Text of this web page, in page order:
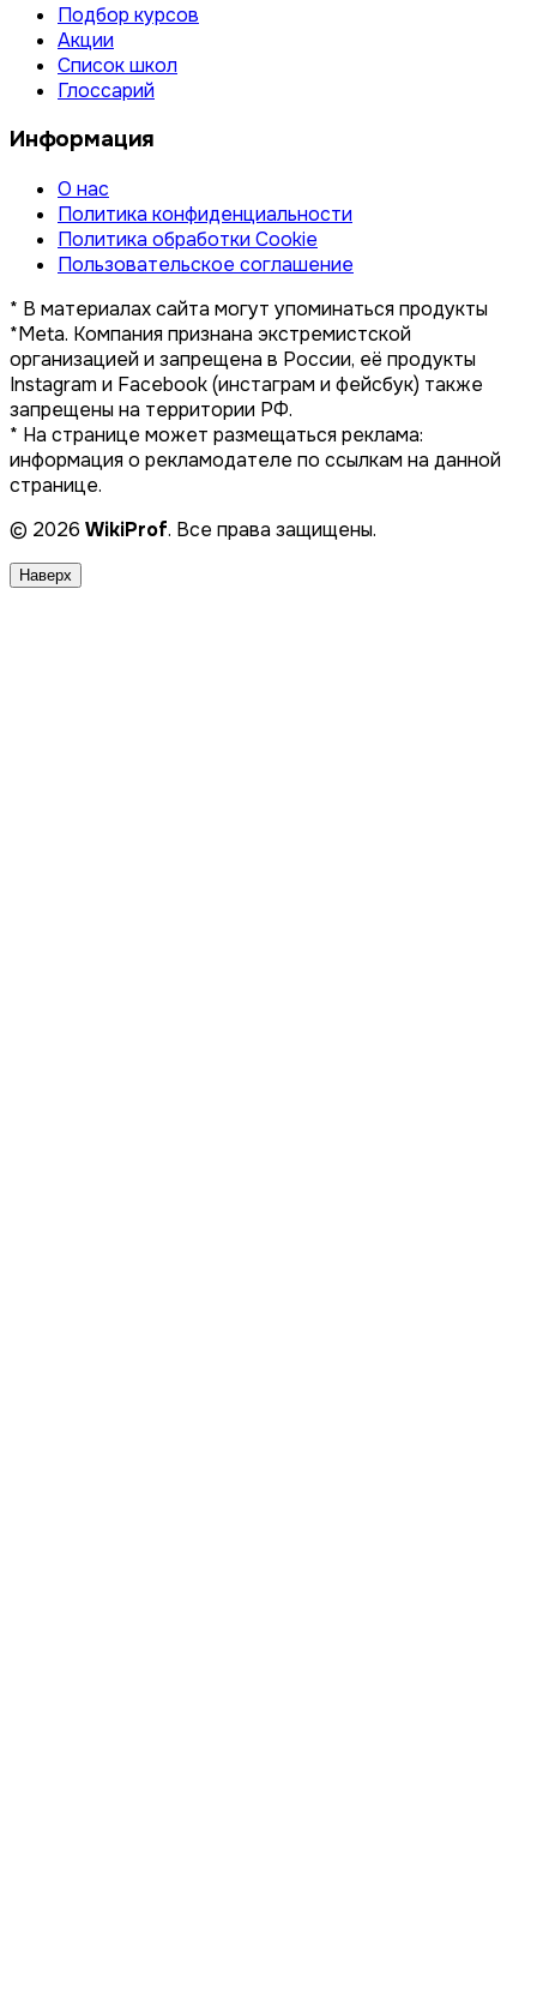
Подбор курсов
Акции
Список школ
Глоссарий
Информация
О нас
Политика конфиденциальности
Политика обработки Cookie
Пользовательское соглашение
* В материалах сайта могут упоминаться продукты
*Meta. Компания признана экстремистской
организацией и запрещена в России, её продукты
Instagram и Facebook (инстаграм и фейсбук) также
запрещены на территории РФ.
* На странице может размещаться реклама:
информация о рекламодателе по ссылкам на данной
странице.
© 2026 WikiProf. Все права защищены.
Наверх